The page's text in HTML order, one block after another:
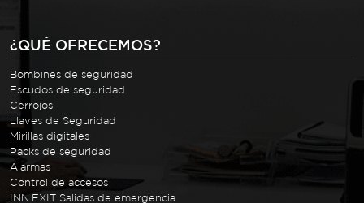
¿QUÉ OFRECEMOS?
Bombines de seguridad
Escudos de seguridad
Cerrojos
Llaves de Seguridad
Mirillas digitales
Packs de seguridad
Alarmas
Control de accesos
INN.EXIT Salidas de emergencia